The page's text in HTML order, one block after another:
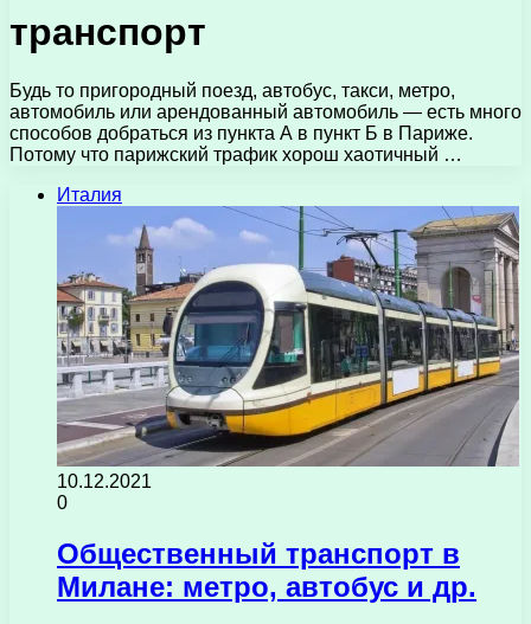
транспорт
Будь то пригородный поезд, автобус, такси, метро, ​​
автомобиль или арендованный автомобиль — есть много
способов добраться из пункта А в пункт Б в Париже.
Потому что парижский трафик хорош хаотичный …
Италия
10.12.2021
0
Общественный транспорт в
Милане: метро, ​​автобус и др.